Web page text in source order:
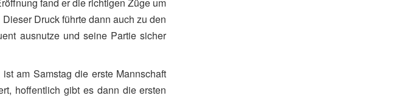
fand er die richtigen Züge um
Druck führte dann auch zu den
ausnutze und seine Partie sicher
am Samstag die erste Mannschaft
hoffentlich gibt es dann die ersten